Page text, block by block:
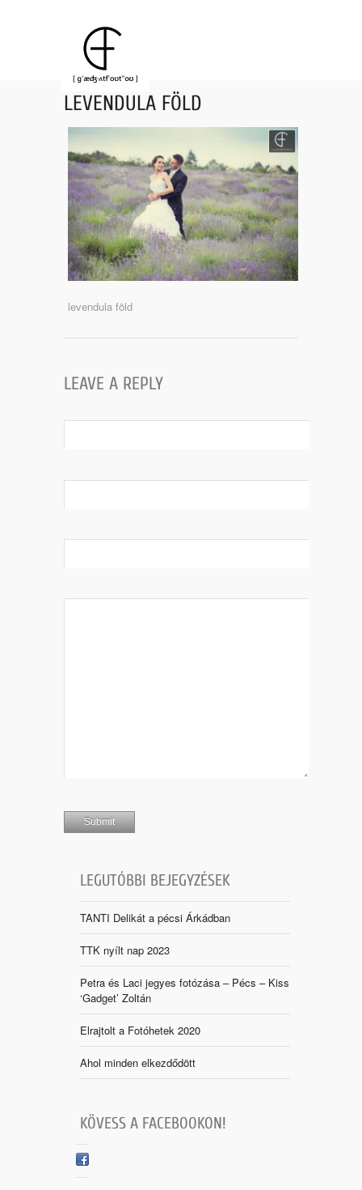
LEVENDULA FÖLD
levendula föld
LEAVE A REPLY
LEGUTÓBBI BEJEGYZÉSEK
TANTI Delikát a pécsi Árkádban
TTK nyílt nap 2023
Petra és Laci jegyes fotózása – Pécs – Kiss
‘Gadget’ Zoltán
Elrajtolt a Fotóhetek 2020
Ahol minden elkezdődött
KÖVESS A FACEBOOKON!